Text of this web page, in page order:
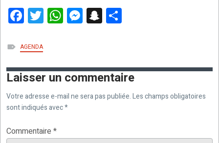
F
a
ce
b
o
o
k
T
wi
er
W
h
s
A
p
p
M
es
n
g
er
S
n
p
c
h
g
er
ÉTIQUETTES :
AGENDA
Laisser un commentaire
Votre adresse e-mail ne sera pas publiée.Les champs obligatoires
sont indiqués avec*
Commentaire *